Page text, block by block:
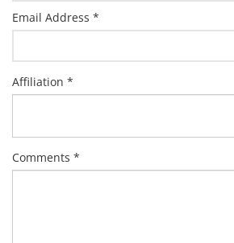
Email Address *
Affiliation *
Comments *